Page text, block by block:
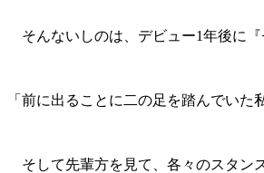
そんないしのは、デビュー1年後に『
「前に出ることに二の足を踏んでい
そして先輩方を見て、各々のスタン